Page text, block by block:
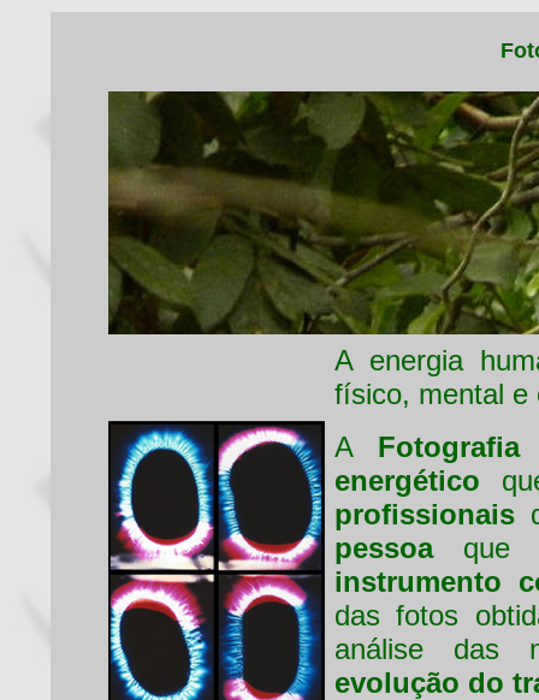
A energia
físico, mental e
A
energético
profissionais
pessoaque
instrumento
das fotos
análise das
evolução do